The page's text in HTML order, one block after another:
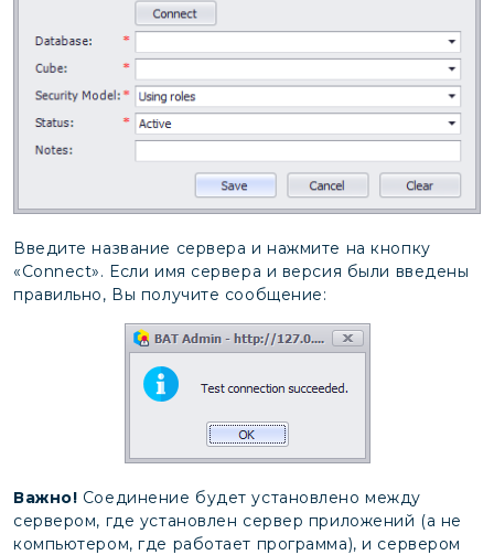
Введите название сервера и нажмите на кнопку
«Connect». Если имя сервера и версия были введены
правильно, Вы получите сообщение:
Важно! Соединение будет установлено между
сервером, где установлен сервер приложений (а не
компьютером, где работает программа), и сервером